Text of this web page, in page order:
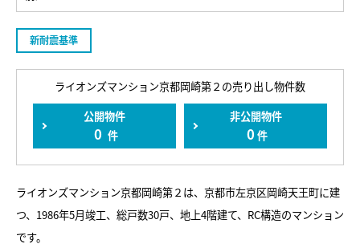
新耐震基準
ライオンズマンション京都岡崎第２の売り出し物件数
公開物件
0 件
非公開物件
0 件
ライオンズマンション京都岡崎第２は、京都市左京区岡崎天王町に建
つ、1986年5月竣工、総戸数30戸、地上4階建て、RC構造のマンション
です。